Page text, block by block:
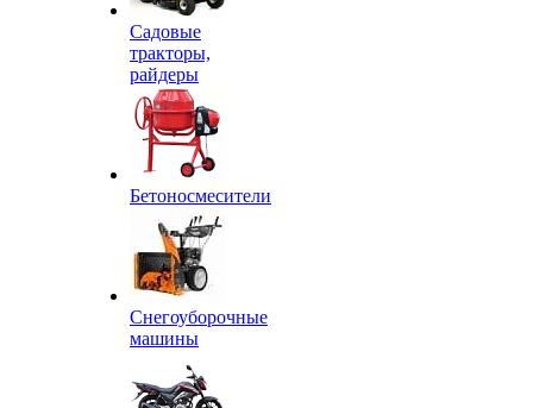
Садовые
тракторы,
райдеры
Бетоносмесители
Снегоуборочные
машины